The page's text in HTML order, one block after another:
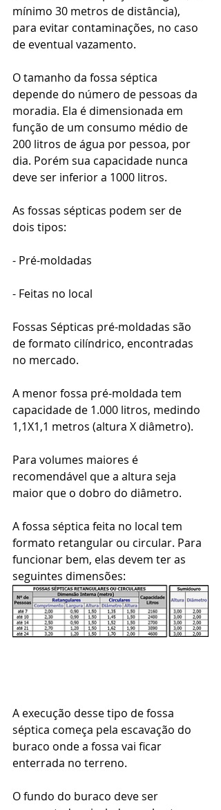
mínimo 30 metros de distância),
para evitar contaminações, no caso
de eventual vazamento.
O tamanho da fossa séptica
depende do número de pessoas da
moradia. Ela é dimensionada em
função de um consumo médio de
200 litros de água por pessoa, por
dia. Porém sua capacidade nunca
deve ser inferior a 1000 litros.
As fossas sépticas podem ser de
dois tipos:
- Pré-moldadas
- Feitas no local
Fossas Sépticas pré-moldadas são
de formato cilíndrico, encontradas
no mercado.
A menor fossa pré-moldada tem
capacidade de 1.000 litros, medindo
1,1X1,1 metros (altura X diâmetro).
Para volumes maiores é
recomendável que a altura seja
maior que o dobro do diâmetro.
A fossa séptica feita no local tem
formato retangular ou circular. Para
funcionar bem, elas devem ter as
seguintes dimensões:
A execução desse tipo de fossa
séptica começa pela escavação do
buraco onde a fossa vai ficar
enterrada no terreno.
O fundo do buraco deve ser